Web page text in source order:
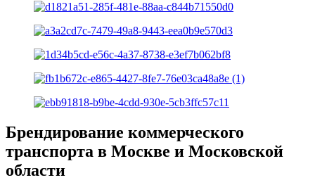
Брендирование коммерческого
транспорта в Москве и Московской
области